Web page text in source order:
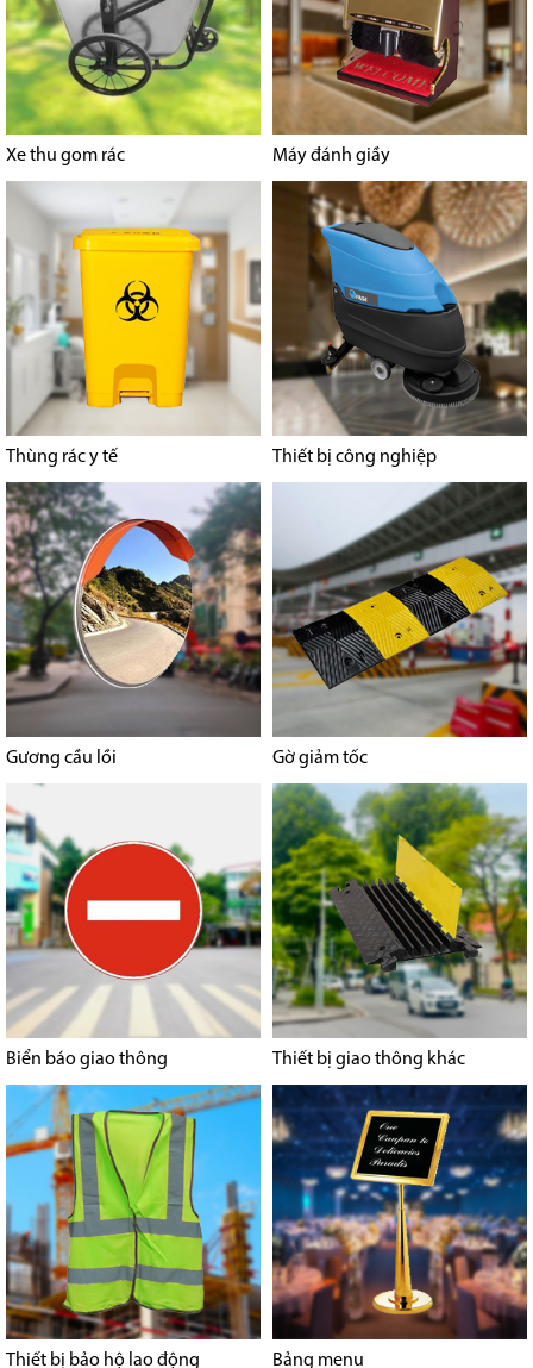
Xe thu gom rác Máy đánh giầy
Thùng rác y tế Thiết bị công nghiệp
Gương cầu lồi Gờ giảm tốc
Biển báo giao thông Thiết bị giao thông khác
Thiết bị bảo hộ lao động Bảng menu